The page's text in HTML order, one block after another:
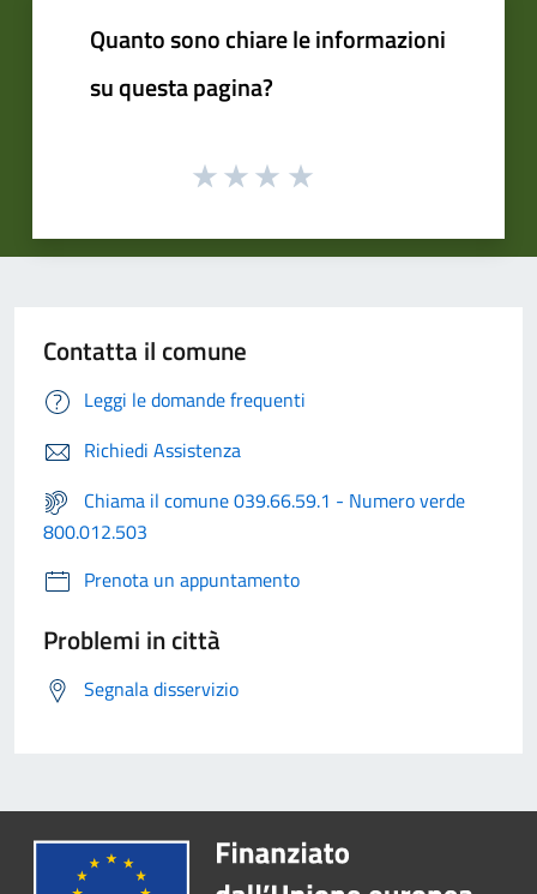
Quanto sono chiare le informazioni
su questa pagina?
Contatta il comune
Leggi le domande frequenti
Richiedi Assistenza
Chiama il comune 039.66.59.1 - Numero verde
800.012.503
Prenota un appuntamento
Problemi in città
Segnala disservizio